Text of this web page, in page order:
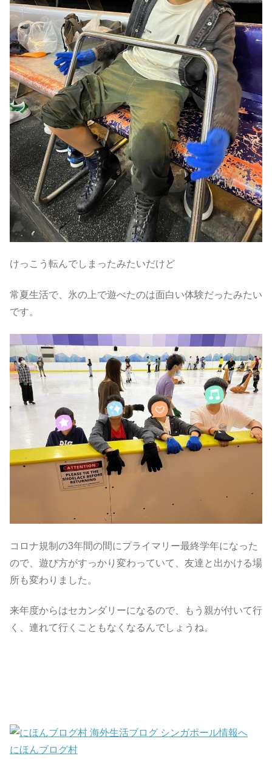
けっこう転んでしまったみたいだけど
常夏生活で、氷の上で遊べたのは面白い体験だったみたい
です。
コロナ規制の3年間の間にプライマリー最終学年になった
ので、遊び方がすっかり変わっていて、友達と出かける場
所も変わりました。
来年度からはセカンダリーになるので、もう親が付いて行
く、連れて行くこともなくなるんでしょうね。
にほんブログ村